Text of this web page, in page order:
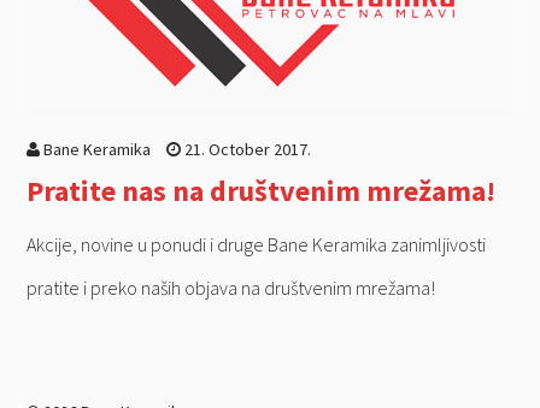
Bane Keramika 21. October 2017.
Pratite nas na društvenim mrežama!
Akcije, novine u ponudi i druge Bane Keramika zanimljivosti
pratite i preko naših objava na društvenim mrežama!